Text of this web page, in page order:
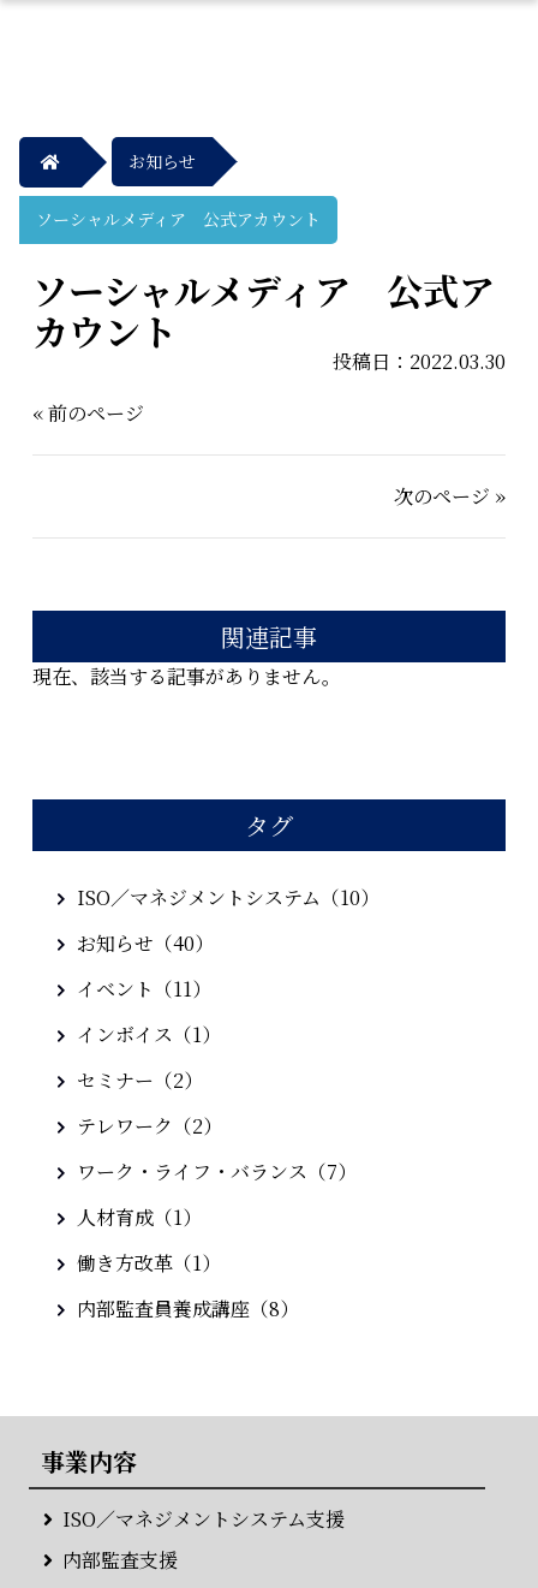
お知らせ
ソーシャルメディア 公式アカウント
ソーシャルメディア 公式ア
カウント
投稿日：2022.03.30
« 前のページ
次のページ »
関連記事
現在、該当する記事がありません。
タグ
ISO／マネジメントシステム（10）
お知らせ（40）
イベント（11）
インボイス（1）
セミナー（2）
テレワーク（2）
ワーク・ライフ・バランス（7）
人材育成（1）
働き方改革（1）
内部監査員養成講座（8）
事業内容
ISO／マネジメントシステム支援
内部監査支援